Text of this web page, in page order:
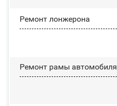
Ремонт лонжерона
Ремонт рамы автомобиля